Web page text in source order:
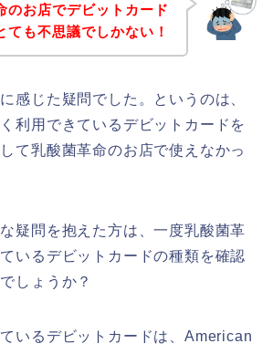
のお店でデビットカード
ても不思議でしかない！
感じた疑問でした。というのは、
利用できているデビットカードを
て乳酸菌革命のお店で使えなかっ
疑問を抱えた方は、一度乳酸菌革
いるデビットカードの種類を確認
しょうか？
いるデビットカードは、American